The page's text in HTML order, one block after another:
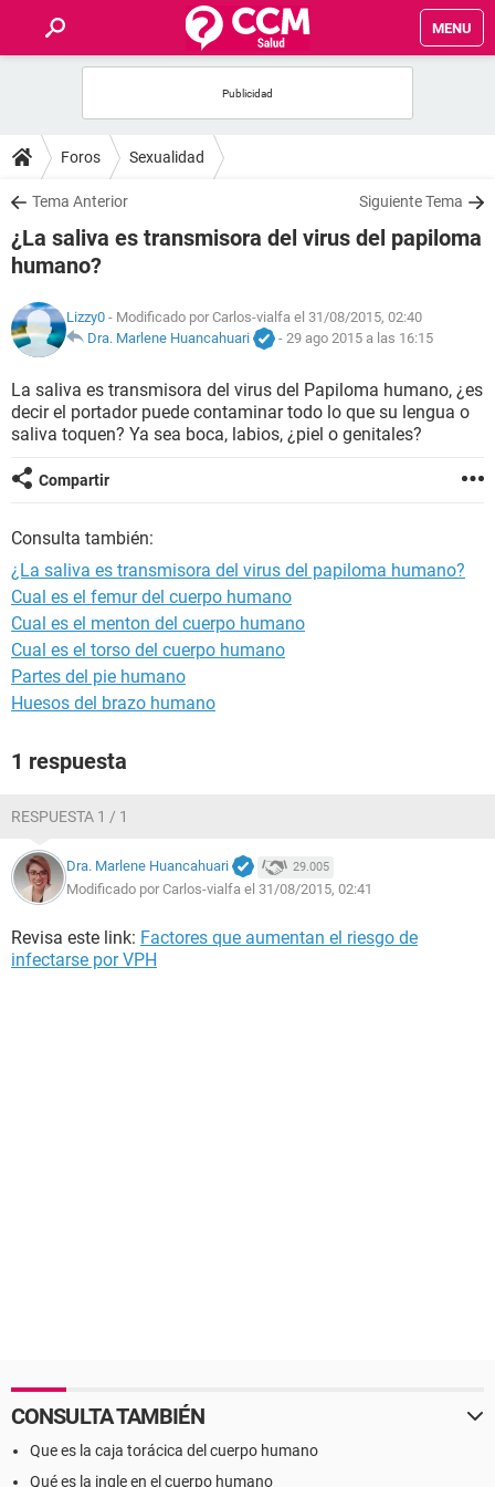
MENU
FOROS
SALUD
FAMILIA
NUTRICIÓN
SEXUALIDAD
GLOSARIO
Foros Sexualidad
Tema Anterior Siguiente Tema
¿La saliva es transmisora del virus del papiloma
humano?
Lizzy0 - Modificado por Carlos-vialfa el 31/08/2015, 02:40
Dra. Marlene Huancahuari
- 29 ago 2015 a las 16:15
La saliva es transmisora del virus del Papiloma humano, ¿es
decir el portador puede contaminar todo lo que su lengua o
saliva toquen? Ya sea boca, labios, ¿piel o genitales?
Compartir
Consulta también:
¿La saliva es transmisora del virus del papiloma humano?
Cual es el femur del cuerpo humano
Cual es el menton del cuerpo humano
Cual es el torso del cuerpo humano
Partes del pie humano
Huesos del brazo humano
1 respuesta
RESPUESTA 1 / 1
Dra. Marlene Huancahuari 29.005
Modificado por Carlos-vialfa el 31/08/2015, 02:41
Revisa este link: Factores que aumentan el riesgo de
infectarse por VPH
CONSULTA TAMBIÉN
Que es la caja torácica del cuerpo humano
Qué es la ingle en el cuerpo humano